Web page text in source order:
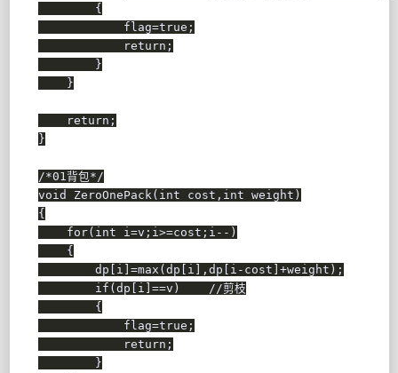
{
            flag
=true ;
return ;
}
}
return ;
}
/*01背包*/
void
ZeroOnePack ( int cost , int weight )
{
for( int i =v ; i >=cost ; i -- )
{
        dp
[ i ] =max (dp [ i ] , dp [ i - cost ] +weight ) ;
if (dp [ i ] ==v )
//剪枝
{
            flag
=true ;
return ;
}